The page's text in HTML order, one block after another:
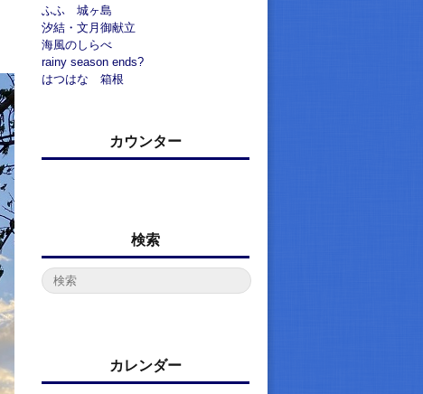
ふふ 城ヶ島
汐結・文月御献立
海風のしらべ
rainy season ends?
はつはな 箱根
カウンター
検索
カレンダー